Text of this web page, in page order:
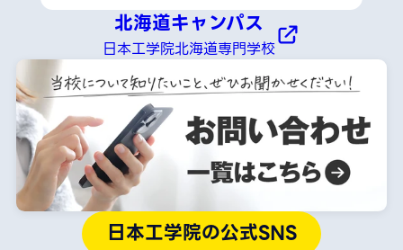
北海道キャンパス
日本工学院北海道専門学校
日本工学院の公式SNS